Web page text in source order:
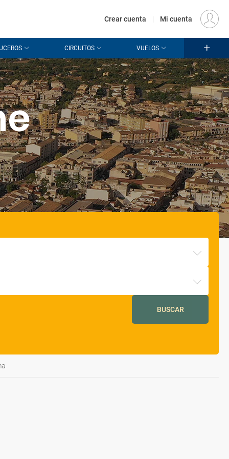
EUR
Crear cuenta | Mi cuenta
CIRCUITOS VUELOS
BUSCAR